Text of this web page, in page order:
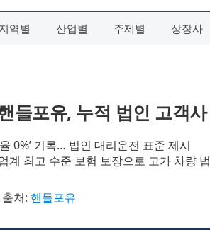
지역별 산업별 주제별 상장사
들포유, 누적 법인 고객
0%’ 기록… 법인 대리운전 표준 제시
계 최고 수준 보험 보장으로 고가 차량
출처: 핸들포유